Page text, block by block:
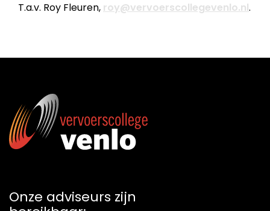
T.a.v. Roy Fleuren, roy@vervoerscollegevenlo.nl.
Onze adviseurs zijn